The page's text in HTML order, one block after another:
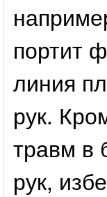
портит
линия
рук.
травм в
рук,